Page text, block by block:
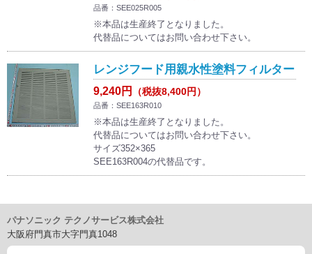
品番：SEE025R005
※本品は生産終了となりました。
代替品についてはお問い合わせ下さい。
レンジフード用親水性塗料フィルター
9,240円 （税抜8,400円）
品番：SEE163R010
※本品は生産終了となりました。
代替品についてはお問い合わせ下さい。
サイズ352×365
SEE163R004の代替品です。
パナソニック テクノサービス株式会社
大阪府門真市大字門真1048